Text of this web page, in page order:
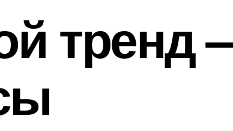
тренд –